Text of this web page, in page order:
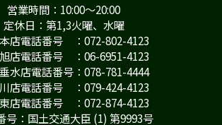
営業時間：10:00～20:00
定休日：第1,3火曜、水曜
店電話番号 ：072-802-4123
店電話番号 ：06-6951-4123
水店電話番号：078-781-4444
店電話番号 ：079-424-4123
店電話番号 ：072-874-4123
号：国土交通大臣 (1) 第9993号